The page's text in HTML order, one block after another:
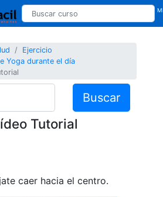
Ejercicio
Yoga durante el día
Buscar
Tutorial
caer hacia el centro.